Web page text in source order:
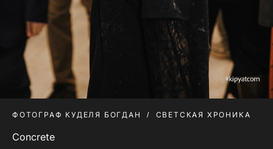
ФОТОГРАФ КУДЕЛЯ БОГДАН СВЕТСКАЯ ХРОНИКА
Сoncrete